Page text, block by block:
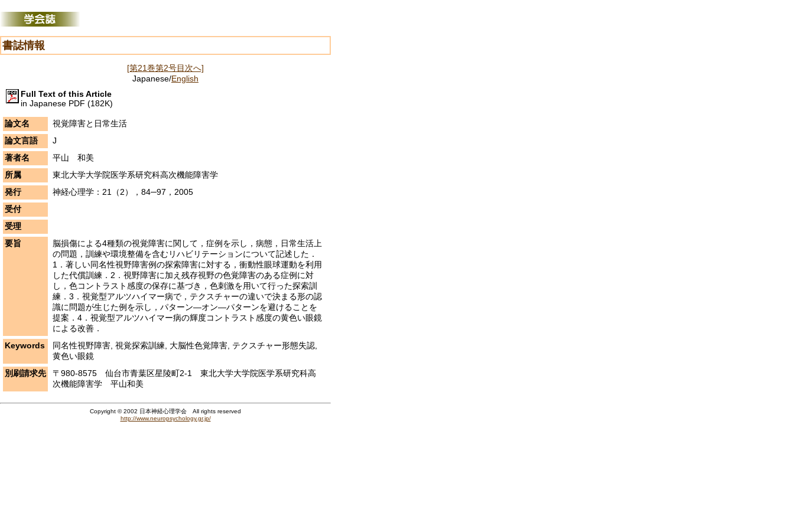
書誌情報
[第21巻第2号目次へ]
Japanese/English
Full Text of this Article
in Japanese PDF (182K)
論文名
視覚障害と日常生活
論文言語
J
著者名
平山 和美
所属
東北大学大学院医学系研究科高次機能障害学
発行
神経心理学：21（2），84─97，2005
受付
受理
要旨
脳損傷による4種類の視覚障害に関して，症例を示し，病態，日常生活上
の問題，訓練や環境整備を含むリハビリテーションについて記述した．
1．著しい同名性視野障害例の探索障害に対する，衝動性眼球運動を利用
した代償訓練．2．視野障害に加え残存視野の色覚障害のある症例に対
し，色コントラスト感度の保存に基づき，色刺激を用いて行った探索訓
練．3．視覚型アルツハイマー病で，テクスチャーの違いで決まる形の認
識に問題が生じた例を示し，パターン―オン―パターンを避けることを
提案．4．視覚型アルツハイマー病の輝度コントラスト感度の黄色い眼鏡
による改善．
Keywords
同名性視野障害, 視覚探索訓練, 大脳性色覚障害, テクスチャー形態失認,
黄色い眼鏡
別刷請求先
〒980-8575 仙台市青葉区星陵町2-1 東北大学大学院医学系研究科高
次機能障害学 平山和美
Copyright © 2002 日本神経心理学会 All rights reserved
http://www.neuropsychology.gr.jp/